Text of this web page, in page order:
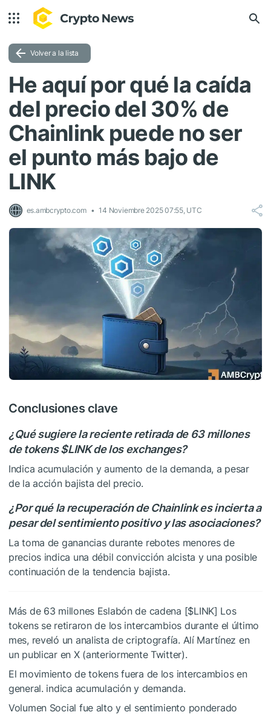
Volver a la lista
He aquí por qué la caída
del precio del 30% de
Chainlink puede no ser
el punto más bajo de
LINK
es.ambcrypto.com 14 Noviembre 2025 07:55, UTC
Conclusiones clave
¿Qué sugiere la reciente retirada de 63 millones
de tokens$LINKde los exchanges?
Indica acumulación y aumento de la demanda, a pesar
de la acción bajista del precio.
¿Por qué la recuperación de Chainlink es incierta a
pesar del sentimiento positivo y las asociaciones?
La toma de ganancias durante rebotes menores de
precios indica una débil convicción alcista y una posible
continuación de la tendencia bajista.
Más de 63 millones Eslabón de cadena [$LINK] Los
tokens se retiraron de los intercambios durante el último
mes, reveló un analista de criptografía. Alí Martínez en
un publicar en X (anteriormente Twitter).
El movimiento de tokens fuera de los intercambios en
general. indica acumulación y demanda.
Volumen Social fue alto y el sentimiento ponderado